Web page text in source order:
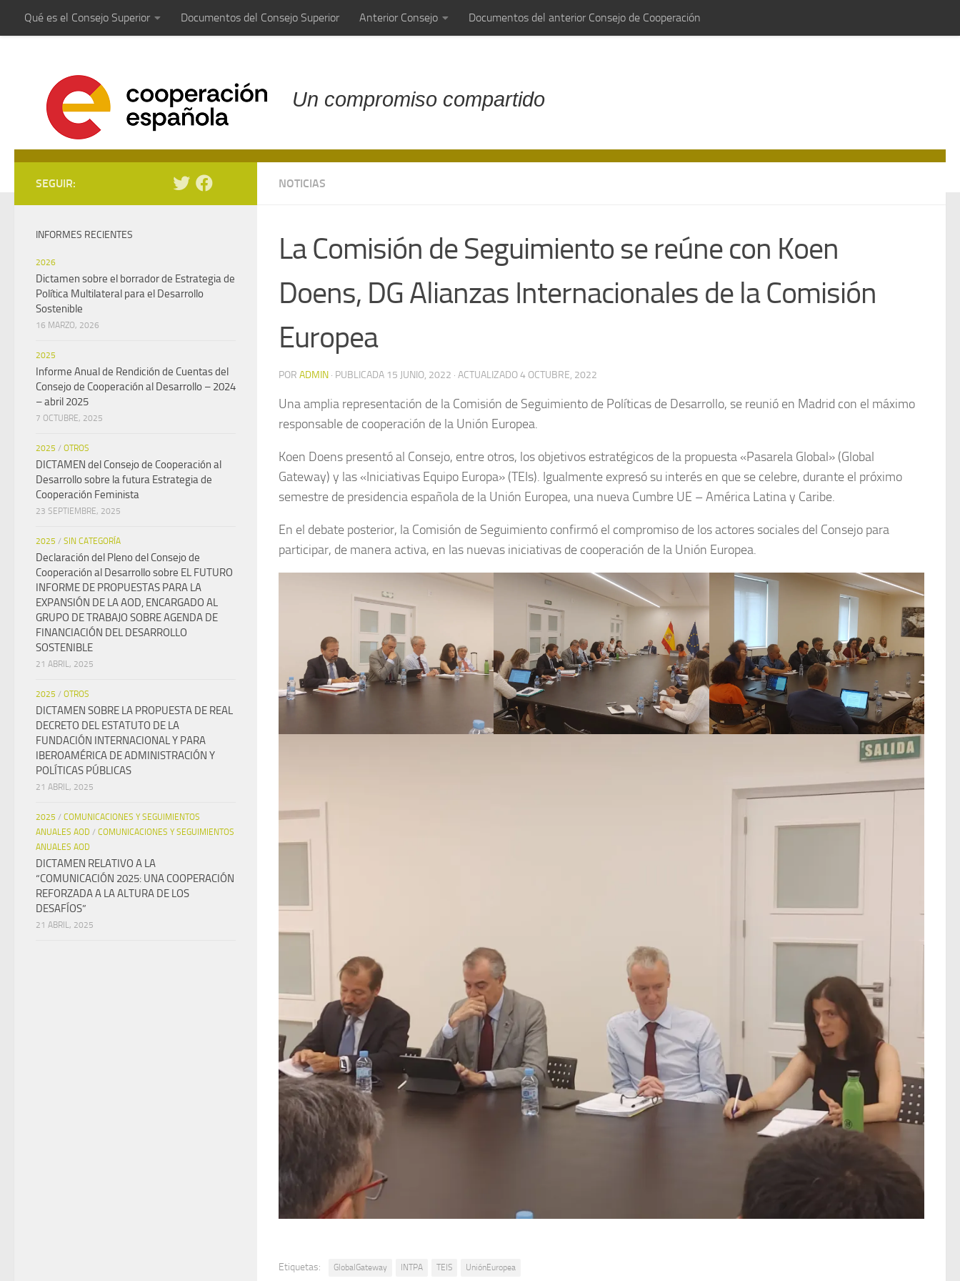
Saltar al contenido
Qué es el Consejo Superior Documentos del Consejo Superior Anterior Consejo Documentos del anterior Consejo de Cooperación
Un compromiso compartido
NOTICIAS
La Comisión de Seguimiento se reúne con Koen
Doens, DG Alianzas Internacionales de la Comisión
Europea
POR ADMIN · PUBLICADA 15 JUNIO, 2022 · ACTUALIZADO4 OCTUBRE, 2022
Una amplia representación de la Comisión de Seguimiento de Políticas de Desarrollo, se reunió en Madrid con el máximo
responsable de cooperación de la Unión Europea.
Koen Doens presentó al Consejo, entre otros, los objetivos estratégicos de la propuesta «Pasarela Global» (Global
Gateway) y las «Iniciativas Equipo Europa» (TEIs). Igualmente expresó su interés en que se celebre, durante el próximo
semestre de presidencia española de la Unión Europea, una nueva Cumbre UE – América Latina y Caribe.
En el debate posterior, la Comisión de Seguimiento confirmó el compromiso de los actores sociales del Consejo para
participar, de manera activa, en las nuevas iniciativas de cooperación de la Unión Europea.
Etiquetas: GlobalGateway INTPA TEIS UniónEuropea
SEGUIR:
INFORMES RECIENTES
2026
Dictamen sobre el borrador de Estrategia de
Política Multilateral para el Desarrollo
Sostenible
16 MARZO, 2026
2025
Informe Anual de Rendición de Cuentas del
Consejo de Cooperación al Desarrollo – 2024
– abril 2025
7 OCTUBRE, 2025
2025 / OTROS
DICTAMEN del Consejo de Cooperación al
Desarrollo sobre la futura Estrategia de
Cooperación Feminista
23 SEPTIEMBRE, 2025
2025 / SIN CATEGORÍA
Declaración del Pleno del Consejo de
Cooperación al Desarrollo sobre EL FUTURO
INFORME DE PROPUESTAS PARA LA
EXPANSIÓN DE LA AOD, ENCARGADO AL
GRUPO DE TRABAJO SOBRE AGENDA DE
FINANCIACIÓN DEL DESARROLLO
SOSTENIBLE
21 ABRIL, 2025
2025 / OTROS
DICTAMEN SOBRE LA PROPUESTA DE REAL
DECRETO DEL ESTATUTO DE LA
FUNDACIÓN INTERNACIONAL Y PARA
IBEROAMÉRICA DE ADMINISTRACIÓN Y
POLÍTICAS PÚBLICAS
21 ABRIL, 2025
2025 / COMUNICACIONES Y SEGUIMIENTOS
ANUALES AOD / COMUNICACIONES Y SEGUIMIENTOS
ANUALES AOD
DICTAMEN RELATIVO A LA
“COMUNICACIÓN 2025: UNA COOPERACIÓN
REFORZADA A LA ALTURA DE LOS
DESAFÍOS”
21 ABRIL, 2025